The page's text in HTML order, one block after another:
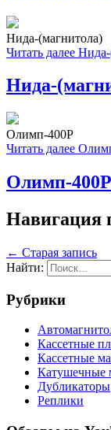
Нида-(магнитола)
Читать далее Нида-
Нида-
Олимп-400Р
Читать далее
Олимп-400Р
Навигация
← Старая запись
Найти:
Рубрики
Кассетные
Кассетные
Катушечные
Дубликаторы
Реплики